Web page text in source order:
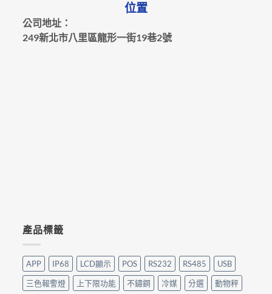
位置
公司地址：
249新北市八里區龍形一街19巷2號
產品標籤
APP IP68 LCD顯示 POS RS232 RS485
USB
三色報警燈
上下限功能 不鏽鋼 冷媒 分選 動物秤